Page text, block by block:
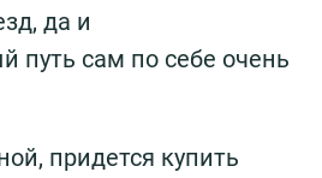
да и
путь сам по себе очень
придется купить